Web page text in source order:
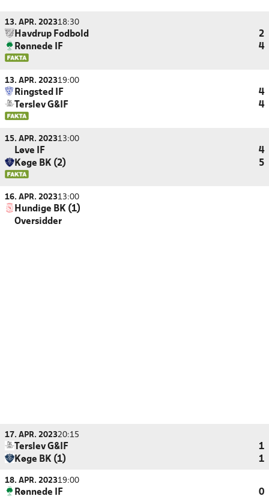
13. APR. 202318:30
Havdrup Fodbold
2
Rønnede IF
4
13. APR. 202319:00
Ringsted IF
4
Terslev G&IF
4
15. APR. 202313:00
Løve IF
4
Køge BK (2)
5
16. APR. 202313:00
Hundige BK (1)
Oversidder
17. APR. 202320:15
Terslev G&IF
1
Køge BK (1)
1
18. APR. 202319:00
Rønnede IF 0